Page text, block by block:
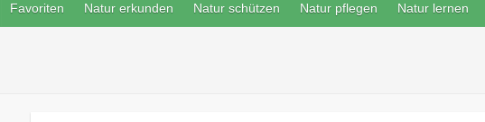
Favoriten Natur erkunden Natur schützen Natur pflegen Natur lernen